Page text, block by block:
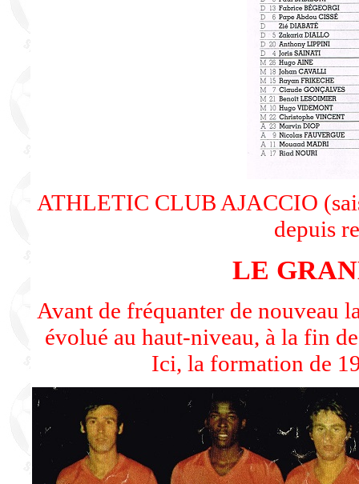
ATHLETIC CLUB AJACCIO
depuis
LE
Avant de fréquanter de nouveau
évolué au haut-niveau, à la fin
Ici, la formation de